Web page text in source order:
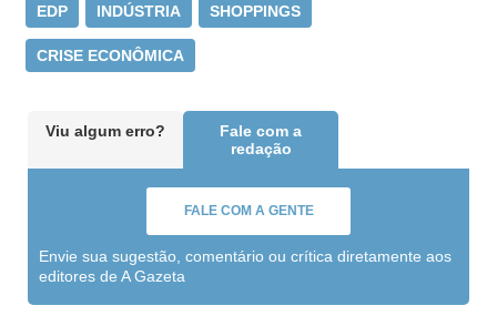
EDP INDÚSTRIA SHOPPINGS
CRISE ECONÔMICA
Viu algum erro?
Fale com a
redação
FALE COM A GENTE
Envie sua sugestão, comentário ou crítica diretamente aos
editores de A Gazeta